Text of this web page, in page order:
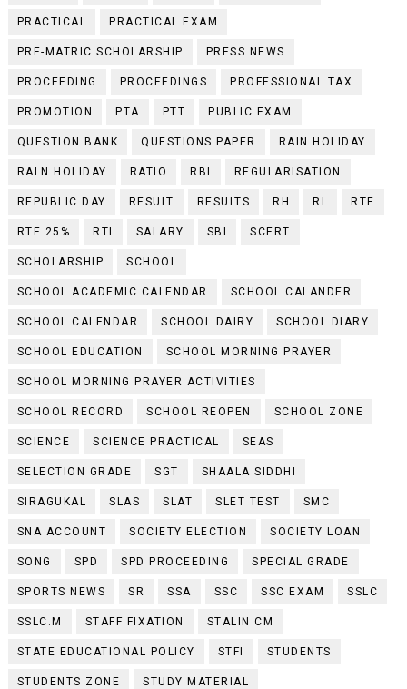
PRACTICAL PRACTICAL EXAM
PRE-MATRIC SCHOLARSHIP PRESS NEWS
PROCEEDING PROCEEDINGS PROFESSIONAL TAX
PROMOTION PTA PTT PUBLIC EXAM
QUESTION BANK QUESTIONS PAPER RAIN HOLIDAY
RALN HOLIDAY RATIO RBI REGULARISATION
REPUBLIC DAY RESULT RESULTS RH RL RTE
RTE 25% RTI SALARY SBI SCERT
SCHOLARSHIP SCHOOL
SCHOOL ACADEMIC CALENDAR SCHOOL CALANDER
SCHOOL CALENDAR SCHOOL DAIRY SCHOOL DIARY
SCHOOL EDUCATION SCHOOL MORNING PRAYER
SCHOOL MORNING PRAYER ACTIVITIES
SCHOOL RECORD SCHOOL REOPEN SCHOOL ZONE
SCIENCE SCIENCE PRACTICAL SEAS
SELECTION GRADE SGT SHAALA SIDDHI
SIRAGUKAL SLAS SLAT SLET TEST SMC
SNA ACCOUNT SOCIETY ELECTION SOCIETY LOAN
SONG SPD SPD PROCEEDING SPECIAL GRADE
SPORTS NEWS SR SSA SSC SSC EXAM SSLC
SSLC.M STAFF FIXATION STALIN CM
STATE EDUCATIONAL POLICY STFI STUDENTS
STUDENTS ZONE STUDY MATERIAL